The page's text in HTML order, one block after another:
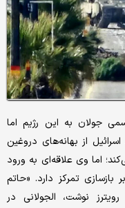
جولان به این رژیم اما
از بهانه‌های دروغین
اما وی علاقه‌ای به ورود
بازسازی تمرکز دارد. «حاتم
۱۵دسامبر در رویترز نوشت، الجولانی در